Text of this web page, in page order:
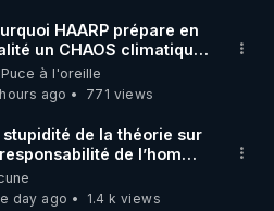
- Les
v/s3BPxUDx
- Les
extraits d'articles,
v/ckSDx2Jd
HAARP prépare en
un CHAOS climatique,
répondà l'oreille
ago
771 views
stupidité de la théorie sur
de l’homme
le dioxyde de
day ago
1.4 k views